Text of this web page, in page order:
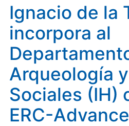
de Arqueología y Procesos
Advanced
Ignacio de la
incorpora al
Arqueología
Sociales (IH)
ERC-